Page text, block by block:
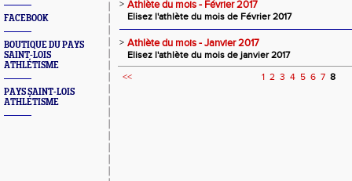
FACEBOOK
BOUTIQUE DU PAYS
SAINT-LOIS
ATHLÉTISME
PAYS SAINT-LOIS
ATHLÉTISME
> Athlète du mois - Février 2017
Elisez l'athlète du mois de Février 2017
> Athlète du mois - Janvier 2017
Elisez l'athlète du mois de janvier 2017
<<
1 2 3 4 5 6 7 8